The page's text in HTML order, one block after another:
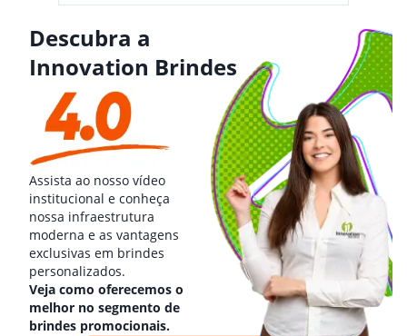
Descubra a
Innovation Brindes
Assista ao nosso vídeo
institucional e conheça
nossa infraestrutura
moderna e as vantagens
exclusivas em brindes
personalizados.
Veja como oferecemos o
melhor no segmento de
brindes promocionais.